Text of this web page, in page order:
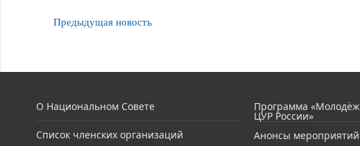
Предыдущая новость
О Национальном Совете
Список членских организаций
Программа
ЦУР России»
Анонсы мероприятий